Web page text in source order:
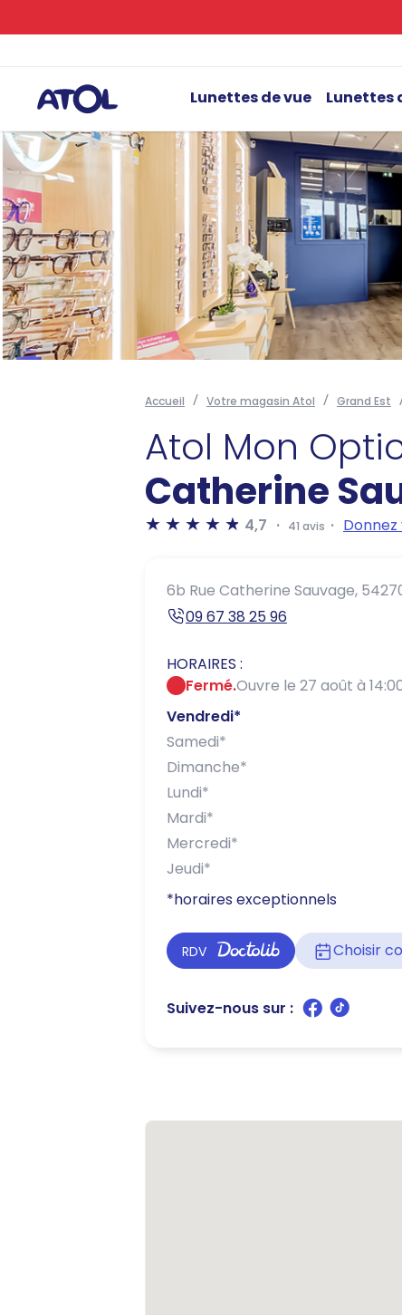
Lunettes de vue Lunettes
Accueil Votre magasin Atol Grand Est
Atol Mon
Catherine
4,7 41 avis
6b Rue Catherine Sauvage,
09 67 38 25 96
HORAIRES :
Fermé.Ouvre le 27 août à
Vendredi*
Samedi*
Dimanche*
Lundi*
Mardi*
Mercredi*
Jeudi*
*horaires exceptionnels
RDV Choisir
Suivez-nous sur :